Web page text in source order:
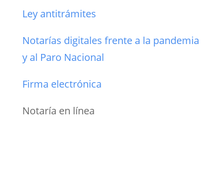
Ley antitrámites
Notarías digitales frente a la pandemia
y al Paro Nacional
Firma electrónica
Notaría en línea